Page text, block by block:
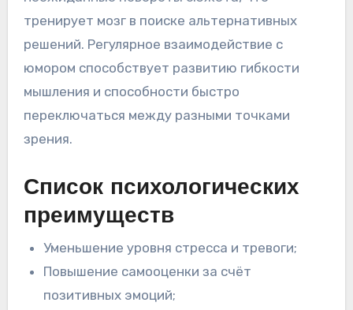
тренирует мозг в поиске альтернативных
решений. Регулярное взаимодействие с
юмором способствует развитию гибкости
мышления и способности быстро
переключаться между разными точками
зрения.
Список психологических
преимуществ
Уменьшение уровня стресса и тревоги;
Повышение самооценки за счёт
позитивных эмоций;